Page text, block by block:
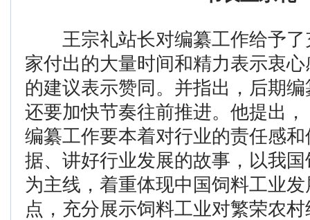
王宗礼站长对编纂工作给予了
家付出的大量时间和精力表示衷
的建议表示赞同。并指出，后期
还要加快节奏往前推进。他提出
编纂工作要本着对行业的责任感
据、讲好行业发展的故事，以我
为主线，着重体现中国饲料工业
点，充分展示饲料工业对繁荣农